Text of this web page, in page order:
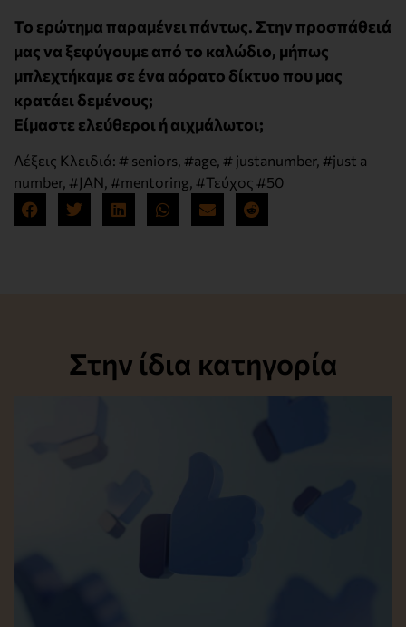
Το ερώτημα παραμένει πάντως. Στην προσπάθειά
μας να ξεφύγουμε από το καλώδιο, μήπως
μπλεχτήκαμε σε ένα αόρατο δίκτυο που μας
κρατάει δεμένους;
Είμαστε ελεύθεροι ή αιχμάλωτοι;
Λέξεις Κλειδιά: # seniors, #age, # justanumber, #just a
number, #JAN, #mentoring, #Τεύχος #50
Στην ίδια κατηγορία